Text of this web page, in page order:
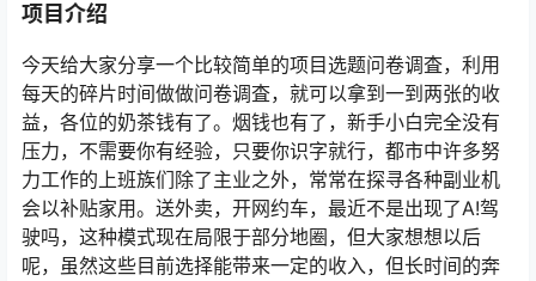
项目介绍
今天给大家分享一个比较简单的项目选题问卷调査，利用
每天的碎片时间做做问卷调査，就可以拿到一到两张的收
益，各位的奶茶钱有了。烟钱也有了，新手小白完全没有
压力，不需要你有经验，只要你识字就行，都市中许多努
力工作的上班族们除了主业之外，常常在探寻各种副业机
会以补贴家用。送外卖，开网约车，最近不是出现了A!驾
驶吗，这种模式现在局限于部分地圈，但大家想想以后
呢，虽然这些目前选择能带来一定的收入，但长时间的奔